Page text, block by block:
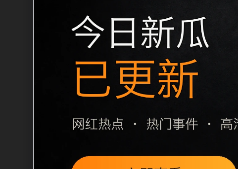
娱乐圈撕逼吃瓜事件投稿入口移动端专题入口
开。页面先给出清晰主题，再把相关入口、
稳定标题、明确描述和本地主题图，避免只
自然的内链关系。图片说明统一绑定站点主
栏目内容归集
间识别一致主题。后续每日采集时，建议继
近页面，应通过不同角度补充事件背景、访